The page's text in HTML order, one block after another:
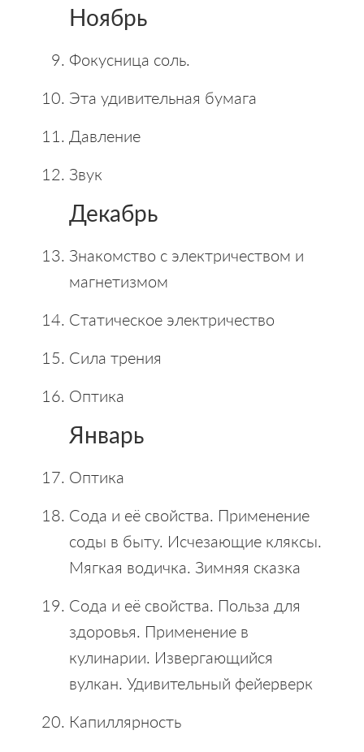
Ноябрь
Фокусница соль.
Эта удивительная бумага
Давление
Звук
Декабрь
Знакомство с электричеством и
магнетизмом
Статическое электричество
Сила трения
Оптика
Январь
Оптика
Сода и её свойства. Применение
соды в быту. Исчезающие кляксы.
Мягкая водичка. Зимняя сказка
Сода и её свойства. Польза для
здоровья. Применение в
кулинарии. Извергающийся
вулкан. Удивительный фейерверк
Капиллярность